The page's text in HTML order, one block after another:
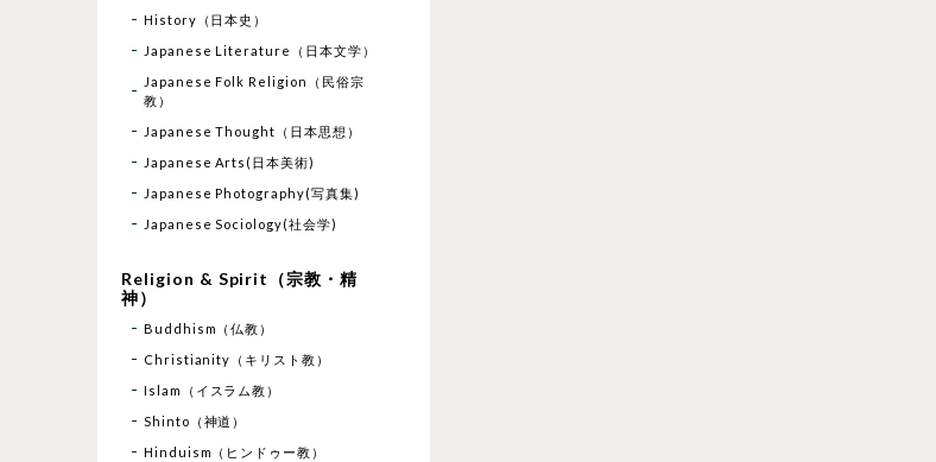
History（日本史）
Japanese Literature（日本文学）
Japanese Folk Religion（民俗宗
教）
Japanese Thought（日本思想）
Japanese Arts(日本美術)
Japanese Photography(写真集)
Japanese Sociology(社会学)
Religion & Spirit（宗教・精
神）
Buddhism（仏教）
Christianity（キリスト教）
Islam（イスラム教）
Shinto（神道）
Hinduism（ヒンドゥー教）